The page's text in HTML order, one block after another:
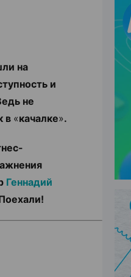
на
и
не
в «качалке».
Геннадий